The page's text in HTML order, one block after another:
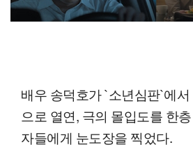
배우 송덕호가 `소년심판`에
으로 열연, 극의 몰입도를 한
자들에게 눈도장을 찍었다.